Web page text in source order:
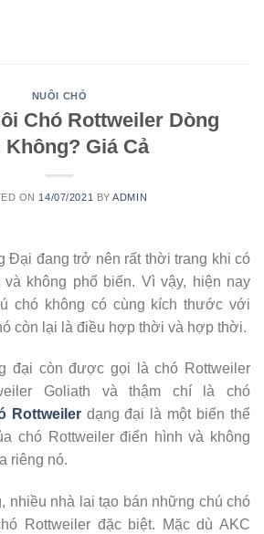
NUÔI CHÓ
Chó Rottweiler Dòng
Giá Cả
ON 14/07/2021 BYADMIN
Đại đang trở nên rất thời trang khi có
không phổ biến. Vì vậy, hiện nay
chó không có cùng kích thước với
còn lại là điều hợp thời và hợp thời.
đại còn được gọi là chó Rottweiler
Goliath và thậm chí là chó
Rottweilerdạng đại là một biến thể
chó Rottweiler điển hình và không
riêng nó.
nhiều nhà lai tạo bán những chú chó
Rottweiler đặc biệt. Mặc dù AKC